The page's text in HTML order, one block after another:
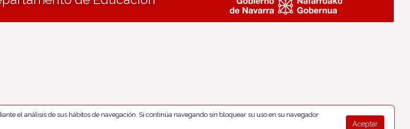
Aceptar
el análisis de sus hábitos de navegación. Si continúa navegando sin bloquear su uso en su navegador